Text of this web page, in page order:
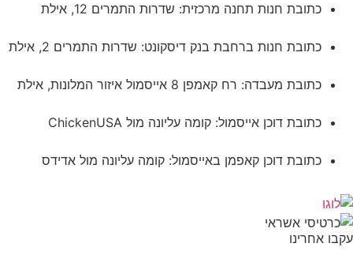
כתובת חנות תחנה מרכזית: שדרות התמרים 12, אילת
כתובת חנות ברחבת בנק דיסקונט: שדרות התמרים 2, אילת
כתובת מעבדה: רח קאמפן 8 אייסמול איזור המלונות, אילת
כתובת דוכן אייסמול: קומה עליונה מול ChickenUSA
כתובת דוכן קאפמן באייסמול: קומה עליונה מול אדידס
עקבו אחרינו